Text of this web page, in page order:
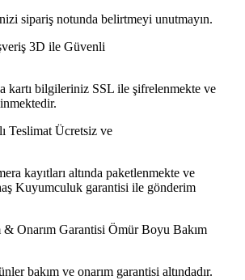
sipariş notunda belirtmeyi unutmayın.
3D ile Güvenli
kartı bilgileriniz SSL ile şifrelenmekte ve
Ücretsiz ve
kayıtları altında paketlenmekte ve
Kuyumculuk garantisi ile gönderim
Ömür Boyu Bakım
bakım ve onarım garantisi altındadır.